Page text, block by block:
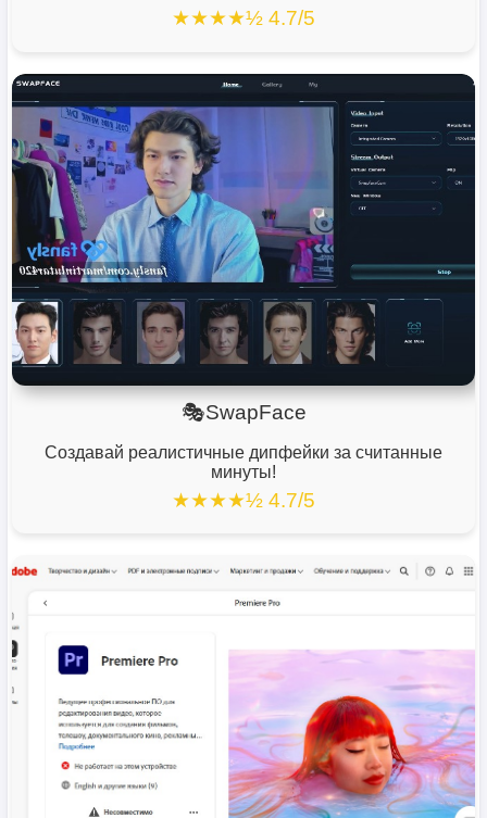
★★★★½ 4.7/5
🎭SwapFace
Создавай реалистичные дипфейки за считанные
минуты!
★★★★½ 4.7/5